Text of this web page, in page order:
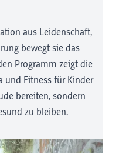
der Anleitung von
Sessions statt,
Ruhe und
Der
bieten die
achtsames
Händen auf eine
| 17:40 (Dauer:
aus Leidenschaft,
bewegt sie das
Programm zeigt die
und Fitness für Kinder
bereiten, sondern
zu bleiben.